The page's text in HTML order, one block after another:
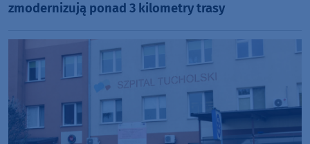
zmodernizują ponad 3 kilometry trasy